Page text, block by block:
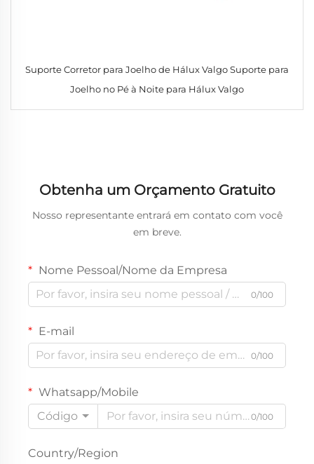
Suporte Corretor para Joelho de Hálux Valgo Suporte para
Joelho no Pé à Noite para Hálux Valgo
Obtenha um Orçamento Gratuito
Nosso representante entrará em contato com você
em breve.
Nome Pessoal/Nome da Empresa
0/100
E-mail
0/100
Whatsapp/Mobile
Código
0/100
Country/Region